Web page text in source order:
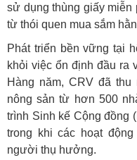
sử dụng thùng giấy miễn
từ thói quen mua sắm
Phát triển bền vững tại
khỏi việc ổn định đầu ra
Hàng năm, CRV đã thu
nông sản từ hơn 500
trình Sinh kế Cộng đồng
trong khi các hoạt
người thụ hưởng.